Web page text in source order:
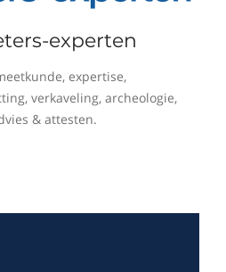
experten
expertise,
verkaveling, archeologie,
& attesten.